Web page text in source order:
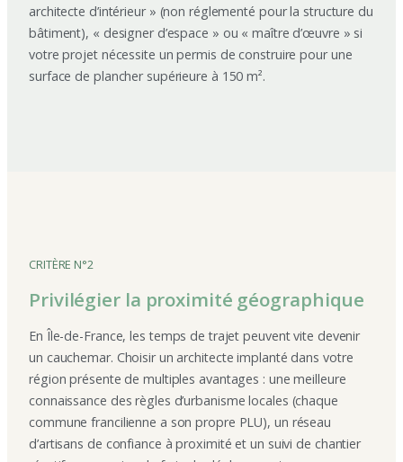
architecte d’intérieur » (non réglementé pour la structure du
bâtiment), « designer d’espace » ou « maître d’œuvre » si
votre projet nécessite un permis de construire pour une
surface de plancher supérieure à 150 m².
CRITÈRE N°2
Privilégier la proximité géographique
En Île-de-France, les temps de trajet peuvent vite devenir
un cauchemar. Choisir un architecte implanté dans votre
région présente de multiples avantages : une meilleure
connaissance des règles d’urbanisme locales (chaque
commune francilienne a son propre PLU), un réseau
d’artisans de confiance à proximité et un suivi de chantier